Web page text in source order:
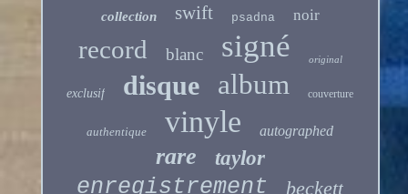
collection swift psadna noir
record blanc signé original
exclusif disque album couverture
authentique vinyle autographed
rare taylor
enregistrement beckett